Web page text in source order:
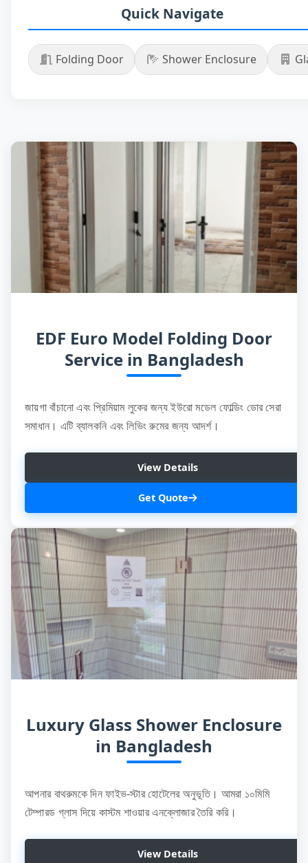
Quick Navigate
Folding Door Shower Enclosure
EDF Euro Model Folding Door
Service in Bangladesh
জায়গা বাঁচানো এবং প্রিমিয়াম লুকের জন্য ইউরো মডেল ফোল্ডিং ডোর সেরা
সমাধান। এটি ব্যালকনি এবং লিভিং রুমের জন্য আদর্শ।
View Details
Get Quote
Luxury Glass Shower Enclosure
in Bangladesh
আপনার বাথরুমকে দিন ফাইভ-স্টার হোটেলের অনুভূতি। আমরা ১০মিমি
টেম্পারড গ্লাস দিয়ে কাস্টম শাওয়ার এনক্লোজার তৈরি করি।
View Details